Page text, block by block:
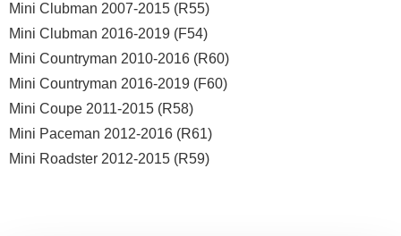
Mini Clubman 2007-2015 (R55)
Mini Clubman 2016-2019 (F54)
Mini Countryman 2010-2016 (R60)
Mini Countryman 2016-2019 (F60)
Mini Coupe 2011-2015 (R58)
Mini Paceman 2012-2016 (R61)
Mini Roadster 2012-2015 (R59)